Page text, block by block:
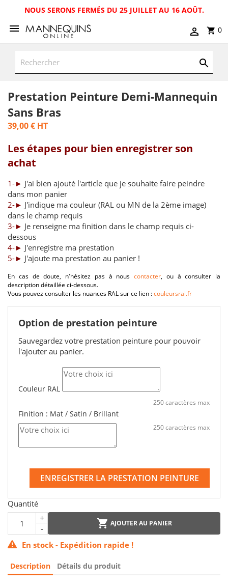
NOUS SERONS FERMÉS DU 25 JUILLET AU 16 AOÛT.
0
Prestation Peinture Demi-Mannequin
Sans Bras
39,00 € HT
Les étapes pour bien enregistrer son
achat
1-► J'ai bien ajouté l'article que je souhaite faire peindre
dans mon panier
2-► J'indique ma couleur (RAL ou MN de la 2ème image)
dans le champ requis
3-► Je renseigne ma finition dans le champ requis ci-
dessous
4-► J'enregistre ma prestation
5-► J'ajoute ma prestation au panier !
En cas de doute, n'hésitez pas à nous contacter, ou à consulter la
description détaillée ci-dessous.
Vous pouvez consulter les nuances RAL sur ce lien :couleursral.fr
Option de prestation peinture
Sauvegardez votre prestation peinture pour pouvoir
l'ajouter au panier.
Couleur RAL
250 caractères max
Finition : Mat / Satin / Brillant
250 caractères max
ENREGISTRER LA PRESTATION PEINTURE
Quantité
AJOUTER AU PANIER
En stock - Expédition rapide !
Description Détails du produit